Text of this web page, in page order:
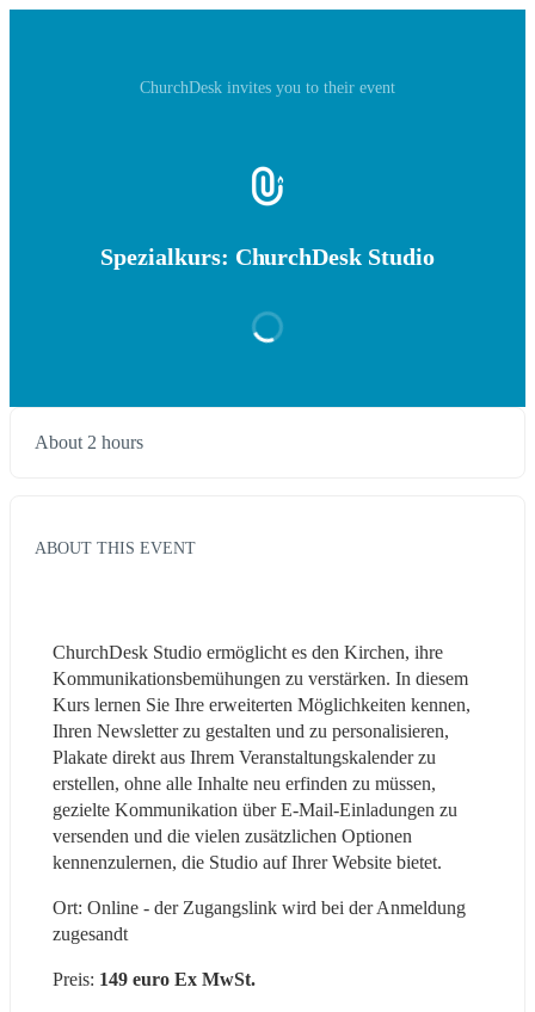
ChurchDesk invites you to their event
Spezialkurs: ChurchDesk Studio
About 2 hours
ABOUT THIS EVENT
ChurchDesk Studio ermöglicht es den Kirchen, ihre
Kommunikationsbemühungen zu verstärken. In diesem
Kurs lernen Sie Ihre erweiterten Möglichkeiten kennen,
Ihren Newsletter zu gestalten und zu personalisieren,
Plakate direkt aus Ihrem Veranstaltungskalender zu
erstellen, ohne alle Inhalte neu erfinden zu müssen,
gezielte Kommunikation über E-Mail-Einladungen zu
versenden und die vielen zusätzlichen Optionen
kennenzulernen, die Studio auf Ihrer Website bietet.
Ort: Online - der Zugangslink wird bei der Anmeldung
zugesandt
Preis: 149 euro Ex MwSt.